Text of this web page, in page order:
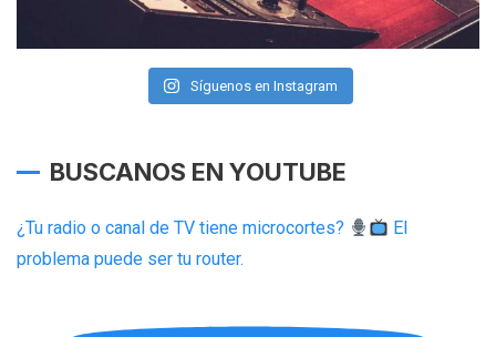
Síguenos en Instagram
BUSCANOS EN YOUTUBE
¿Tu radio o canal de TV tiene microcortes?
El
problema puede ser tu router.